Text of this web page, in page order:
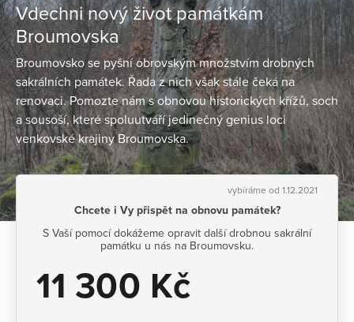
Vdechni nový život památkám
Broumovska
Broumovsko se pyšní obrovským množstvím drobných
sakrálních památek. Řada z nich však stále čeká na
renovaci. Pomozte nám s obnovou historických křížů, soch
a sousoší, které spoluutváří jedinečný genius loci
venkovské krajiny Broumovska.
vybíráme od 1.12.2021
Chcete i Vy přispět na obnovu památek?
S Vaší pomocí dokážeme opravit další drobnou sakrální
památku u nás na Broumovsku.
11 300 Kč